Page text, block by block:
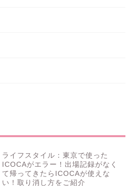
ライフスタイル：東京で使った
ICOCAがエラー！出場記録がなく
て帰ってきたらICOCAが使えな
い！取り消し方をご紹介